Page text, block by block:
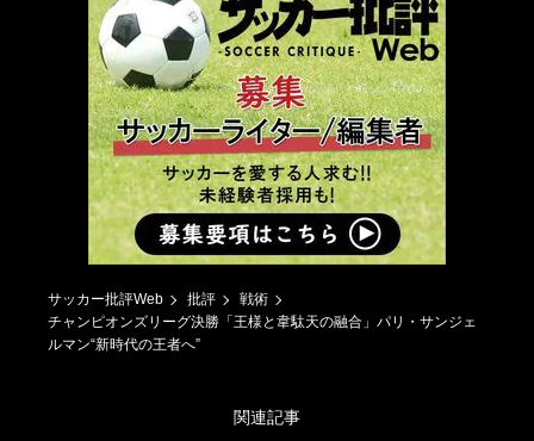
サッカー批評Web 批評
戦術
チャンピオンズリーグ決勝「王様と韋駄天の融合」パリ・サンジェ
ルマン“新時代の王者へ”
関連記事